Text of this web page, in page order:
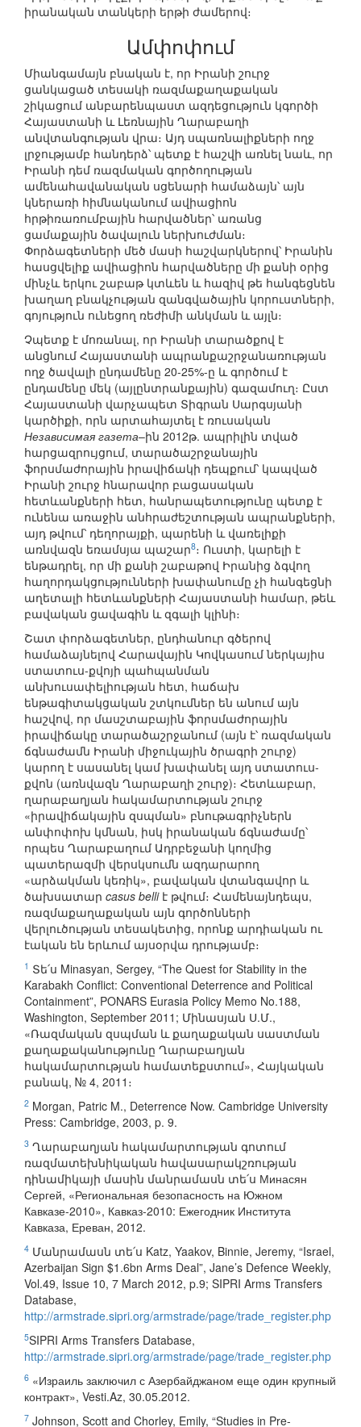
իրանական տանկերի երթի ժամերով։
Ամփոփում
Միանգամայն բնական է, որ Իրանի շուրջ
ցանկացած տեսակի ռազմաքաղաքական
շիկացում անբարենպաստ ազդեցություն կգործի
Հայաստանի և Լեռնային Ղարաբաղի
անվտանգության վրա։ Այդ սպառնալիքների ողջ
լրջությամբ հանդերձ՝ պետք է հաշվի առնել նաև, որ
Իրանի դեմ ռազմական գործողության
ամենահավանական սցենարի համաձայն՝ այն
կներառի հիմնականում ավիացիոն
հրթիռառումբային հարվածներ՝ առանց
ցամաքային ծավալուն ներխուժման։
Փորձագետների մեծ մասի հաշվարկներով՝ Իրանին
հասցվելիք ավիացիոն հարվածները մի քանի օրից
մինչև երկու շաբաթ կտևեն և հազիվ թե հանգեցնեն
խաղաղ բնակչության զանգվածային կորուստների,
գոյություն ունեցող ռեժիմի անկման և այլն։
Չպետք է մոռանալ, որ Իրանի տարածքով է
անցնում Հայաստանի ապրանքաշրջանառության
ողջ ծավալի ընդամենը 20-25%-ը և գործում է
ընդամենը մեկ (այլընտրանքային) գազամուղ։ Ըստ
Հայաստանի վարչապետ Տիգրան Սարգսյանի
կարծիքի, որն արտահայտել է ռուսական
Независимая газета–ին 2012թ. ապրիլին տված
հարցազրույցում, տարածաշրջանային
ֆորսմաժորային իրավիճակի դեպքում՝ կապված
Իրանի շուրջ հնարավոր բացասական
հետևանքների հետ, հանրապետությունը պետք է
ունենա առաջին անհրաժեշտության ապրանքների,
այդ թվում՝ դեղորայքի, պարենի և վառելիքի
առնվազն եռամսյա պաշար8։ Ուստի, կարելի է
ենթադրել, որ մի քանի շաբաթով Իրանից ձգվող
հաղորդակցությունների խափանումը չի հանգեցնի
աղետալի հետևանքների Հայաստանի համար, թեև
բավական ցավագին և զգալի կլինի։
Շատ փորձագետներ, ընդհանուր գծերով
համաձայնելով Հարավային Կովկասում ներկայիս
ստատուս-քվոյի պահպանման
անխուսափելիության հետ, հաճախ
ենթագիտակցական շտկումներ են անում այն
հաշվով, որ մասշտաբային ֆորսմաժորային
իրավիճակը տարածաշրջանում (այն է՝ ռազմական
ճգնաժամն Իրանի միջուկային ծրագրի շուրջ)
կարող է սասանել կամ խափանել այդ ստատուս-
քվոն (առնվազն Ղարաբաղի շուրջ)։ Հետևաբար,
ղարաբաղյան հակամարտության շուրջ
«իրավիճակային զսպման» բնութագրիչներն
անփոփոխ կմնան, իսկ իրանական ճգնաժամը՝
որպես Ղարաբաղում Ադրբեջանի կողմից
պատերազմի վերսկսումն ազդարարող
«արձակման կեռիկ», բավական վտանգավոր և
ծախսատար casus belliէ թվում։ Համենայնդեպս,
ռազմաքաղաքական այն գործոնների
վերլուծության տեսակետից, որոնք արդիական ու
էական են երևում այսօրվա դրությամբ։
1 Տե՛ս Minasyan, Sergey, “The Quest for Stability in the
Karabakh Conflict: Conventional Deterrence and Political
Containment”, PONARS Eurasia Policy Memo No.188,
Washington, September 2011; Մինասյան Ս.Մ.,
«Ռազմական զսպման և քաղաքական սաստման
քաղաքականությունը Ղարաբաղյան
հակամարտության համատեքստում», Հայկական
բանակ, № 4, 2011։
2 Morgan, Patric M., Deterrence Now. Cambridge University
Press: Cambridge, 2003, p. 9.
3 Ղարաբաղյան հակամարտության գոտում
ռազմատեխնիկական հավասարակշռության
դինամիկայի մասին մանրամասն տե՛ս Минасян
Сергей, «Региональная безопасность на Южном
Кавказе-2010», Кавказ-2010: Ежегодник Института
Кавказа, Ереван, 2012.
4 Մանրամասն տե՛ս Katz, Yaakov, Binnie, Jeremy, “Israel,
Azerbaijan Sign $1.6bn Arms Deal”, Jane’s Defence Weekly,
Vol.49, Issue 10, 7 March 2012, p.9; SIPRI Arms Transfers
Database,
http://armstrade.sipri.org/armstrade/page/trade_register.php
5SIPRI Arms Transfers Database,
http://armstrade.sipri.org/armstrade/page/trade_register.php
6 «Израиль заключил с Азербайджаном еще один крупный
контракт», Vesti.Az, 30.05.2012.
7 Johnson, Scott and Chorley, Emily, “Studies in Pre-